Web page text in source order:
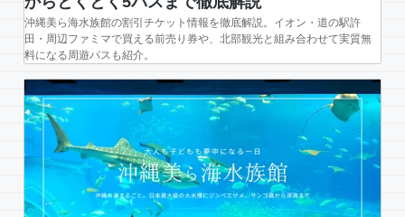
沖縄美ら海水族館の割引チケット情報を徹底解説。イオン・道の駅許
田・周辺ファミマで買える前売り券や、北部観光と組み合わせて実質無
料になる周遊パスも紹介。